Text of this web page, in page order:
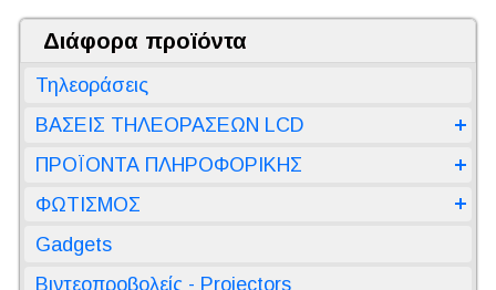
Διάφορα προϊόντα
Τηλεοράσεις
ΒΑΣΕΙΣ ΤΗΛΕΟΡΑΣΕΩΝ LCD
ΠΡΟΪΟΝΤΑ ΠΛΗΡΟΦΟΡΙΚΗΣ
ΦΩΤΙΣΜΟΣ
Gadgets
Βιντεοπροβολείς - Projectors